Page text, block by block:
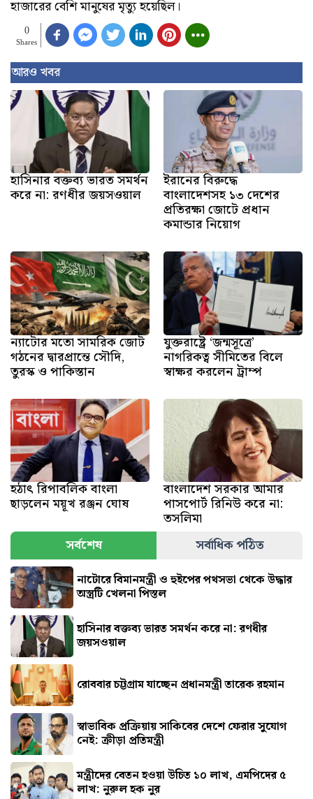
হাজারের বেশি মানুষের মৃত্যু হয়েছিল।
0
Shares
আরও খবর
হাসিনার বক্তব্য ভারত সমর্থন
করে না: রণধীর জয়সওয়াল
ইরানের বিরুদ্ধে
বাংলাদেশসহ ১৩ দেশের
প্রতিরক্ষা জোটে প্রধান
কমান্ডার নিয়োগ
ন্যাটোর মতো সামরিক জোট
গঠনের দ্বারপ্রান্তে সৌদি,
তুরস্ক ও পাকিস্তান
যুক্তরাষ্ট্রে ‘জন্মসূত্রে’
নাগরিকত্ব সীমিতের বিলে
স্বাক্ষর করলেন ট্রাম্প
হঠাৎ রিপাবলিক বাংলা
ছাড়লেন ময়ূখ রঞ্জন ঘোষ
বাংলাদেশ সরকার আমার
পাসপোর্ট রিনিউ করে না:
তসলিমা
সর্বশেষ
সর্বাধিক পঠিত
নাটোরে বিমানমন্ত্রী ও হুইপের পথসভা থেকে উদ্ধার
অস্ত্রটি খেলনা পিস্তল
হাসিনার বক্তব্য ভারত সমর্থন করে না: রণধীর
জয়সওয়াল
রোববার চট্টগ্রাম যাচ্ছেন প্রধানমন্ত্রী তারেক রহমান
স্বাভাবিক প্রক্রিয়ায় সাকিবের দেশে ফেরার সুযোগ
নেই: ক্রীড়া প্রতিমন্ত্রী
মন্ত্রীদের বেতন হওয়া উচিত ১০ লাখ, এমপিদের ৫
লাখ: নুরুল হক নুর